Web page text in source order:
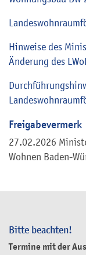
Bitte beachten!
Termine mit der
Hinweise des
Änderung des
Freigabevermerk
27.02.2026
Wohnen Baden-